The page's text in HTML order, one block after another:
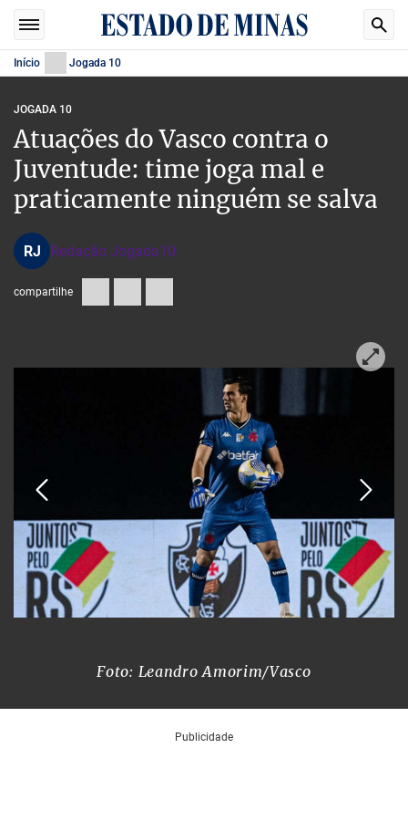
Início Jogada 10
JOGADA 10
Atuações do Vasco contra o
Juventude: time joga mal e
praticamente ninguém se salva
RJ Redação Jogada10
compartilhe
Foto: Leandro Amorim/Vasco